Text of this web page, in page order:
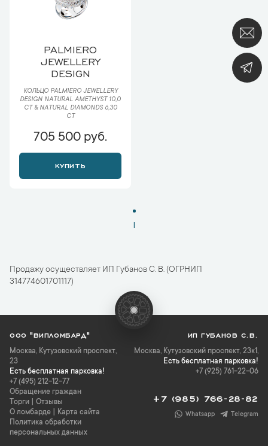
PALMIERO
JEWELLERY
DESIGN
КОЛЬЦО PALMIERO JEWELLERY
DESIGN NATURAL AMETHYST 10,0
CT & NATURAL DIAMONDS 6,30
CT
705 500 руб.
КУПИТЬ
1
Продажу осуществляет ИП Губанов С. В. (ОГРНИП
314774601701117)
ООО "ВИПЛОМБАРД"
Москва, Кутузовский проспект,
23
Есть бесплатная парковка!
+7 (495) 212-12-77
Обращение граждан
Торги
Отзывы
О ломбарде
Карта сайта
Политика обработки
персональных данных
ИП ГУБАНОВ С.В.
Москва, Кутузовский проспект, 23к1,
Есть бесплатная парковка!
+7 (925) 761-22-06
+7 (985) 766-28-82
Whatsapp Telegram